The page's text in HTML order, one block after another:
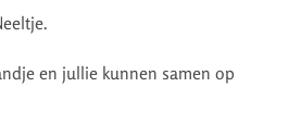
en jullie kunnen samen op